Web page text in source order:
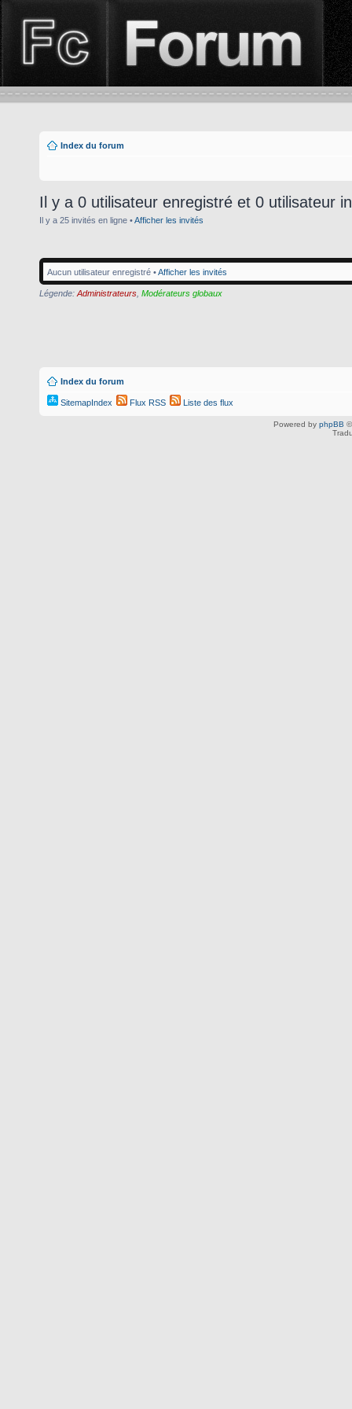
Index du forum
Il y a 0 utilisateur enregistré et 0 utilisateur
Il y a 25 invités en ligne •Afficher les invités
Aucun utilisateur enregistré •Afficher les invités
Légende: Administrateurs Modérateurs globaux
Index du forum
SitemapIndex Flux RSS Liste des flux
Powered by phpBB